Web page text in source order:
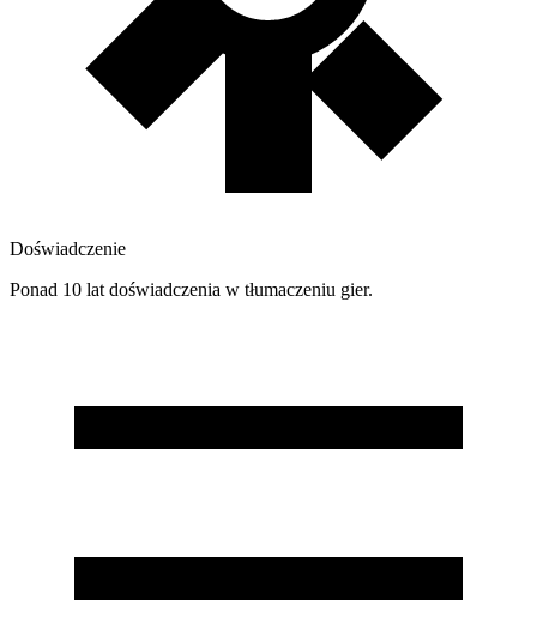
Doświadczenie
Ponad 10 lat doświadczenia w tłumaczeniu gier.